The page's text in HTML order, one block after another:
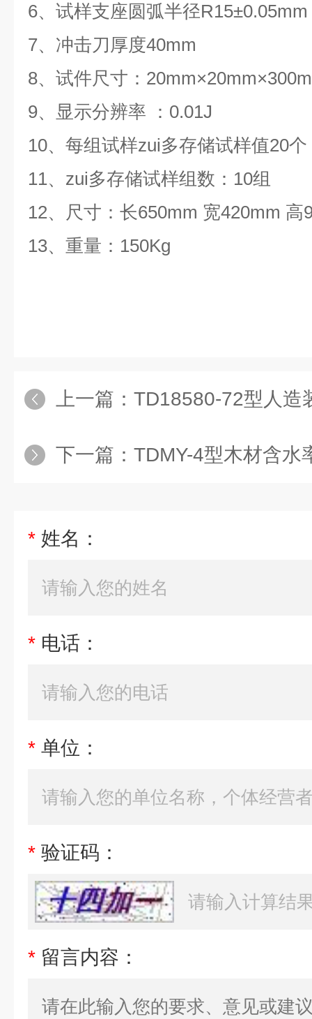
6、试样支座圆弧半径R15±0.05mm
7、冲击刀厚度40mm
8、试件尺寸：
9、显示分辨率 ：0.01J
10、每组试样zui多存储试样值20个
11、zui多存储试样组数：10组
12、尺寸：长650mm 宽420mm 高
13、重量：150Kg
上一篇： TD18580-72型人造装饰板
下一篇： TDMY-4型木材含水
* 姓名：
* 电话：
* 单位：
* 验证码：
* 留言内容：